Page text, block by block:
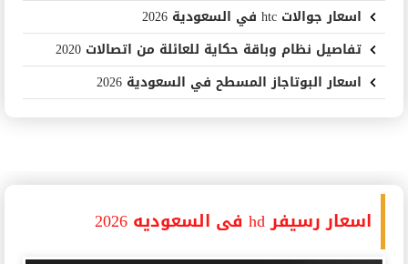
اسعار جوالات htc في السعودية 2026
تفاصيل نظام وباقة حكاية للعائلة من اتصالات 2020
اسعار البوتاجاز المسطح في السعودية 2026
اسعار رسيفر hd فى السعوديه 2026